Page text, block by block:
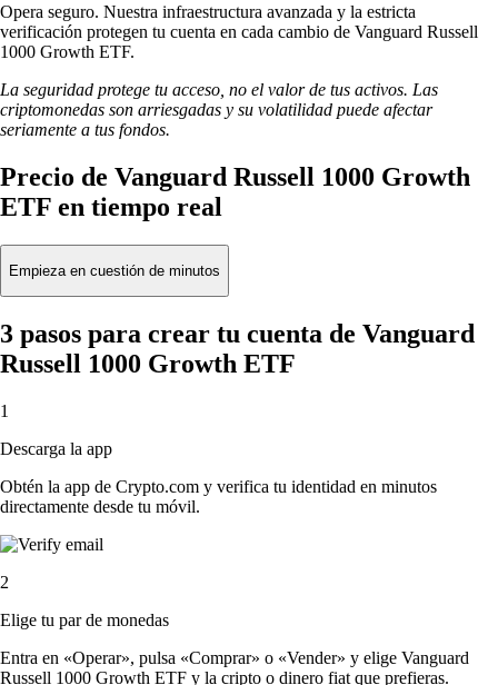
Opera seguro. Nuestra infraestructura avanzada y la estricta
verificación protegen tu cuenta en cada cambio de Vanguard Russell
1000 Growth ETF.
La seguridad protege tu acceso, no el valor de tus activos. Las
criptomonedas son arriesgadas y su volatilidad puede afectar
seriamente a tus fondos.
Precio de Vanguard Russell 1000 Growth
ETF en tiempo real
Empieza en cuestión de minutos
3 pasos para crear tu cuenta de Vanguard
Russell 1000 Growth ETF
1
Descarga la app
Obtén la app de Crypto.com y verifica tu identidad en minutos
directamente desde tu móvil.
2
Elige tu par de monedas
Entra en «Operar», pulsa «Comprar» o «Vender» y elige Vanguard
Russell 1000 Growth ETF y la cripto o dinero fiat que prefieras.